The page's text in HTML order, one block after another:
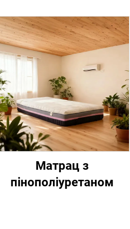
Матрац з
пінополіуретаном